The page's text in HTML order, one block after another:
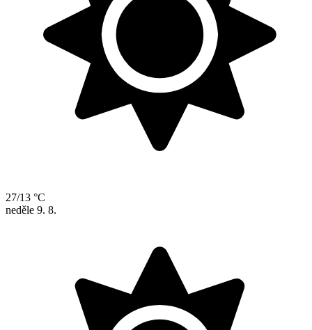
27/13 °C
neděle 9. 8.